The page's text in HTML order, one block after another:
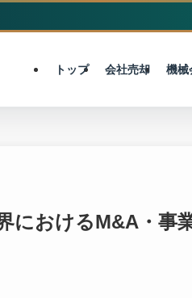
トップ 会社売却 機械
におけるM&A・事